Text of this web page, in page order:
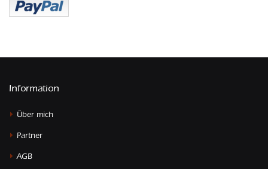
Information
Über mich
Partner
AGB